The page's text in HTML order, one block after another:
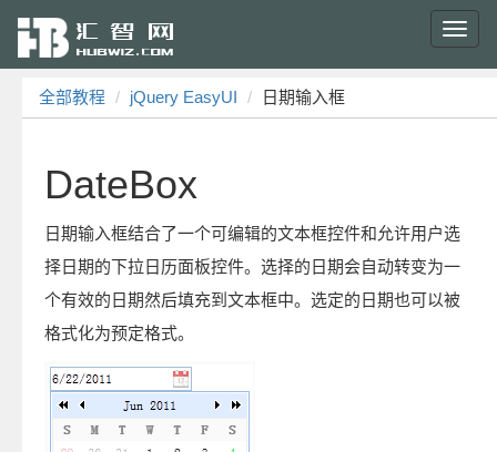
全部教程 jQuery EasyUI 日期输入框
DateBox
日期输入框结合了一个可编辑的文本框控件和允许用户选
择日期的下拉日历面板控件。选择的日期会自动转变为一
个有效的日期然后填充到文本框中。选定的日期也可以被
格式化为预定格式。